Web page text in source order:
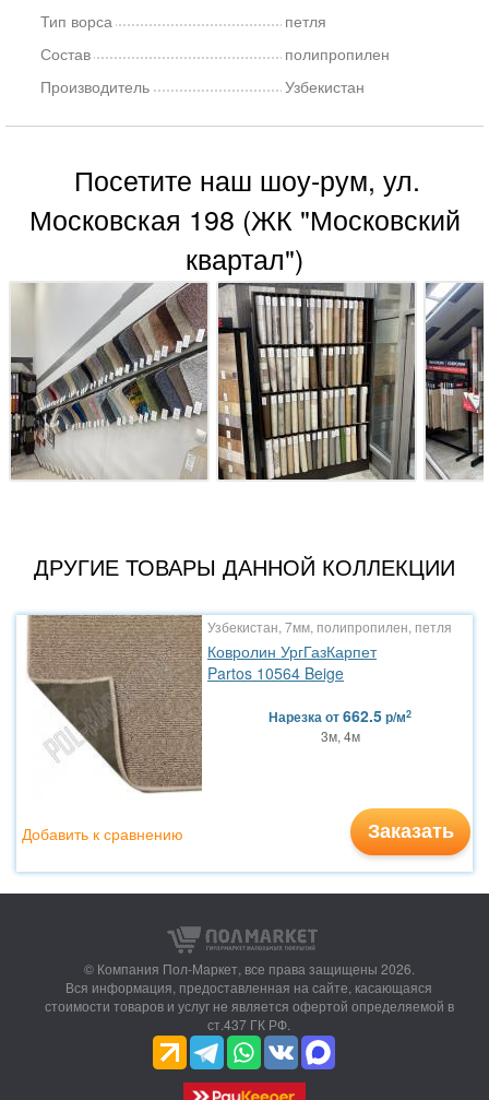
Тип ворса
петля
Состав
полипропилен
Производитель
Узбекистан
Посетите наш шоу-рум, ул.
Московская 198 (ЖК "Московский
квартал")
ДРУГИЕ ТОВАРЫ ДАННОЙ КОЛЛЕКЦИИ
Узбекистан, 7мм, полипропилен, петля
Ковролин УргГазКарпет
Partos 10564 Beige
Нарезкаот662.5р/м2
3м, 4м
Заказать
Добавить к сравнению
© Компания Пол-Маркет, все права защищены 2026.
Вся информация, предоставленная на сайте, касающаяся
стоимости товаров и услуг не является офертой определяемой в
ст.437 ГК РФ.